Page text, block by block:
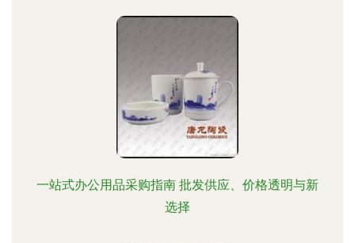
一站式办公用品采购指南 批发供应、价格透明与新
选择